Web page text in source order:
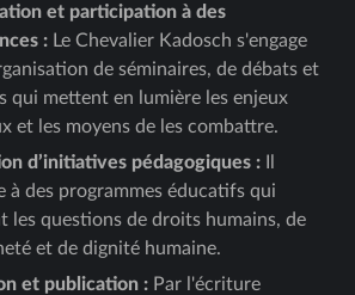
et participation à des
: Le Chevalier Kadosch s'engage
de séminaires, de débats et
qui mettent en lumière les enjeux
et les moyens de les combattre.
d’initiatives pédagogiques : Il
à des programmes éducatifs qui
les questions de droits humains, de
et de dignité humaine.
et publication : Par l'écriture